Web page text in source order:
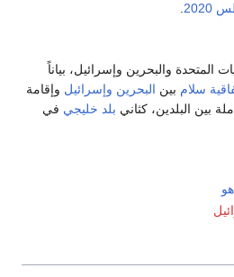
2020
المتحدة والبحرين وإسرائيل، بياناً
سلام بين البحرين وإسرائيل وإقامة
بين البلدين، كثاني بلد خليجي في